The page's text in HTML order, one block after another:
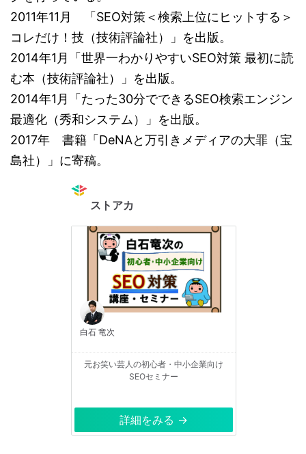
2011年11月 「SEO対策＜検索上位にヒットする＞
コレだけ！技（技術評論社）」を出版。
2014年1月「世界一わかりやすいSEO対策 最初に読
む本（技術評論社）」を出版。
2014年1月「たった30分でできるSEO検索エンジン
最適化（秀和システム）」を出版。
2017年 書籍「DeNAと万引きメディアの大罪（宝
島社）」に寄稿。
ストアカ
白石 竜次
元お笑い芸人の初心者・中小企業向け
SEOセミナー
詳細をみる →